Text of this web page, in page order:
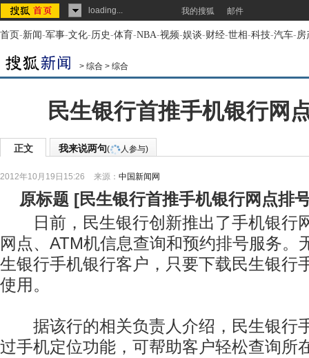
loading... 我的搜狐 邮件
首页-新闻-军事-文化-历史-体育-NBA-视频-娱谈-财经-世相-科技-汽车-房
> 综合 > 综合
民生银行首推手机银行网
正文 我来说两句( 人参与)
2012年10月19日15:26 来源： 中国新闻网
原标题 [民生银行首推手机银行网点排
日前，民生银行创新推出了手机银行
网点、ATM机信息查询和预约排号服务。
生银行手机银行客户，只要下载民生银行
使用。
据该行的相关负责人介绍，民生银行
过手机定位功能，可帮助客户轻松查询所